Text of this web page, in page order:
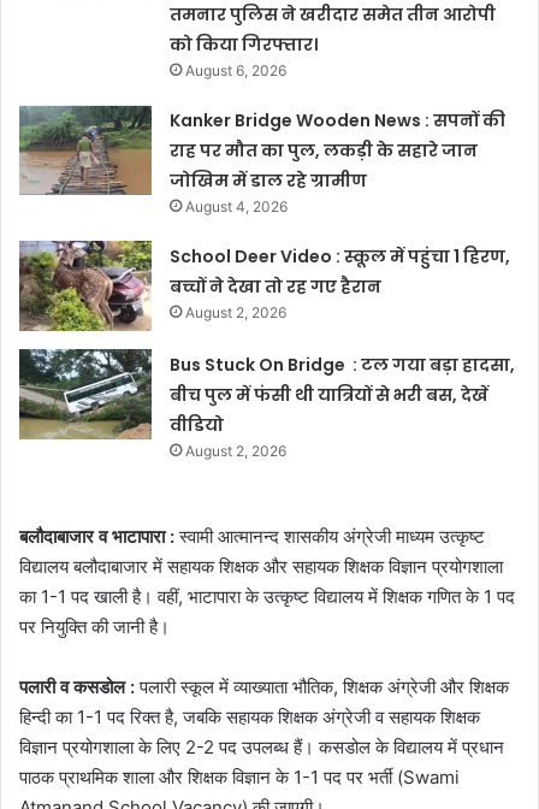
तमनार पुलिस ने खरीदार समेत तीन आरोपी
को किया गिरफ्तार।
August 6, 2026
Kanker Bridge Wooden News : सपनों की
राह पर मौत का पुल, लकड़ी के सहारे जान
जोखिम में डाल रहे ग्रामीण
August 4, 2026
School Deer Video : स्कूल में पहुंचा 1 हिरण,
बच्चों ने देखा तो रह गए हैरान
August 2, 2026
Bus Stuck On Bridge : टल गया बड़ा हादसा,
बीच पुल में फंसी थी यात्रियों से भरी बस, देखें
वीडियो
August 2, 2026
बलौदाबाजार व भाटापारा :स्वामी आत्मानन्द शासकीय अंग्रेजी माध्यम उत्कृष्ट
विद्यालय बलौदाबाजार में सहायक शिक्षक और सहायक शिक्षक विज्ञान प्रयोगशाला
का 1-1 पद खाली है। वहीं, भाटापारा के उत्कृष्ट विद्यालय में शिक्षक गणित के 1 पद
पर नियुक्ति की जानी है।
पलारी व कसडोल :पलारी स्कूल में व्याख्याता भौतिक, शिक्षक अंग्रेजी और शिक्षक
हिन्दी का 1-1 पद रिक्त है, जबकि सहायक शिक्षक अंग्रेजी व सहायक शिक्षक
विज्ञान प्रयोगशाला के लिए 2-2 पद उपलब्ध हैं। कसडोल के विद्यालय में प्रधान
पाठक प्राथमिक शाला और शिक्षक विज्ञान के 1-1 पद पर भर्ती (Swami